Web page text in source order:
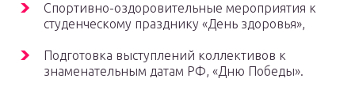
Спортивно-оздоровительные мероприятия к
студенческому празднику «День здоровья»,
Подготовка выступлений коллективов к
знаменательным датам РФ, «Дню Победы».